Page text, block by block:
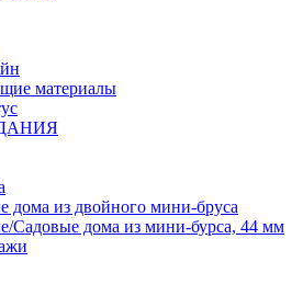
материалы
дома из двойного мини-бруса
Садовые дома из мини-бурса, 44 мм